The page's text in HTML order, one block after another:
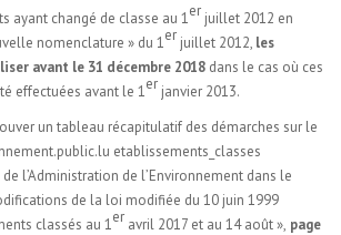
ayant changé de classe au 1er juillet 2012 en
nomenclature » du 1er juillet 2012, les
avant le 31 décembre 2018 dans le cas où ces
effectuées avant le 1er janvier 2013.
un tableau récapitulatif des démarches sur le
etablissements_classes
l’Administration de l’Environnement dans le
de la loi modifiée du 10 juin 1999
classés au 1er avril 2017 et au 14 août », page